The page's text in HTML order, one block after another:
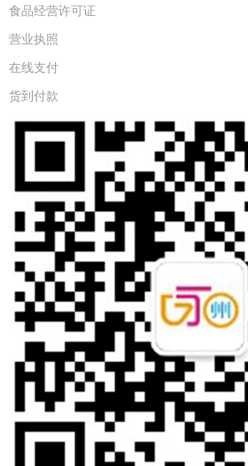
食品经营许可证
营业执照
在线支付
货到付款